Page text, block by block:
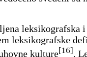
leksikografska
leksikografske
kulture[16].